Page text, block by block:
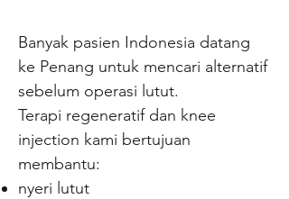
Banyak pasien Indonesia datang
ke Penang untuk mencari alternatif
sebelum operasi lutut.
Terapi regeneratif dan knee
injection kami bertujuan
membantu:
nyeri lutut